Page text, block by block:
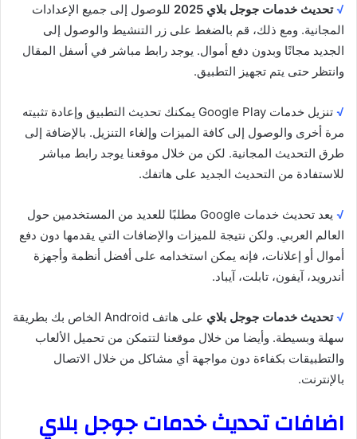
√ تحديث خدمات جوجل بلاي 2025
للوصول إلى جميع الإعدادات
المجانية. ومع ذلك، قم بالضغط على زر التنشيط والوصول إلى
الجديد مجانًا وبدون دفع أموال. يوجد رابط مباشر في أسفل المقال
وانتظر حتى يتم تجهيز التطبيق.
√
تنزيل خدمات Google Play يمكنك تحديث التطبيق وإعادة تثبيته
مرة أخرى والوصول إلى كافة الميزات وإلغاء التنزيل. بالإضافة إلى
طرق التحديث المجانية. لكن من خلال موقعنا يوجد رابط مباشر
للاستفادة من التحديث الجديد على هاتفك.
√
يعد تحديث خدمات Google مطلبًا للعديد من المستخدمين حول
العالم العربي. ولكن نتيجة للميزات والإضافات التي يقدمها دون دفع
أموال أو إعلانات، فإنه يمكن استخدامه على أفضل أنظمة وأجهزة
أندرويد، آيفون، تابلت، آيباد.
√ تحديث خدمات جوجل بلاي
على هاتف Android الخاص بك بطريقة
سهلة وبسيطة. وأيضا من خلال موقعنا لتتمكن من تحميل الألعاب
والتطبيقات بكفاءة دون مواجهة أي مشاكل من خلال الاتصال
بالإنترنت.
اضافات تحديث خدمات جوجل بلاي